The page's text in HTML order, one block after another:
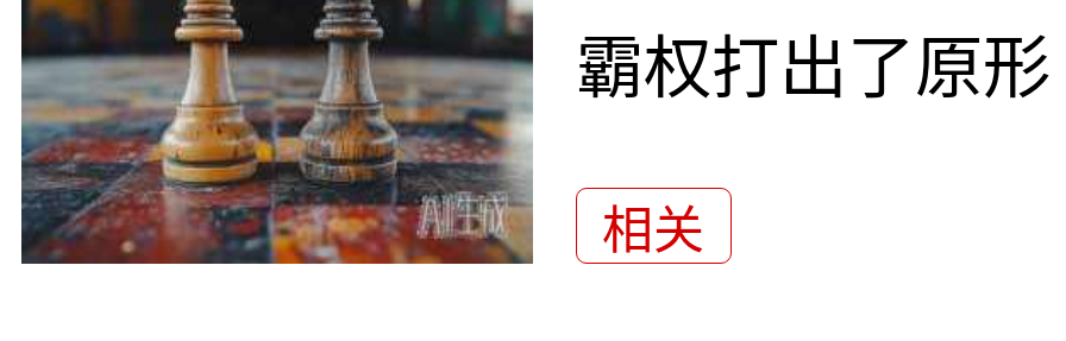
霸权打出了原形
相关